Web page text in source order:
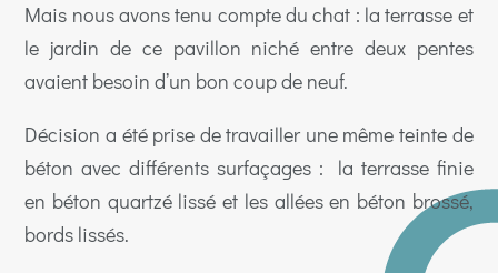
Mais nous avons tenu compte du chat : la terrasse et
le jardin de ce pavillon niché entre deux pentes
avaient besoin d’un bon coup de neuf.
Décision a été prise de travailler une même teinte de
béton avec différents surfaçages : la terrasse finie
en béton quartzé lissé et les allées en béton brossé,
bords lissés.